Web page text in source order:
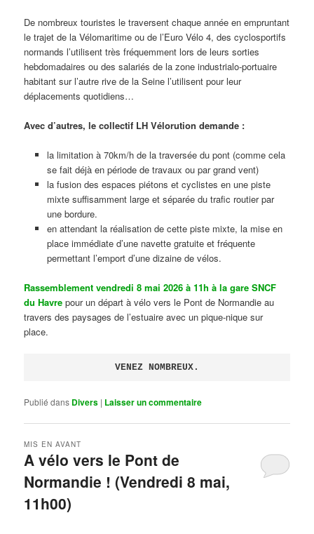
De nombreux touristes le traversent chaque année en empruntant
le trajet de la Vélomaritime ou de l’Euro Vélo 4, des cyclosportifs
normands l’utilisent très fréquemment lors de leurs sorties
hebdomadaires ou des salariés de la zone industrialo-portuaire
habitant sur l’autre rive de la Seine l’utilisent pour leur
déplacements quotidiens…
Avec d’autres, le collectif LH Vélorution demande :
la limitation à 70km/h de la traversée du pont (comme cela
se fait déjà en période de travaux ou par grand vent)
la fusion des espaces piétons et cyclistes en une piste
mixte suffisamment large et séparée du trafic routier par
une bordure.
en attendant la réalisation de cette piste mixte, la mise en
place immédiate d’une navette gratuite et fréquente
permettant l’emport d’une dizaine de vélos.
Rassemblement vendredi 8 mai 2026 à 11h à la gare SNCF
du Havre pour un départ à vélo vers le Pont de Normandie au
travers des paysages de l’estuaire avec un pique-nique sur
place.
VENEZ NOMBREUX.
Publié dans Divers | Laisser un commentaire
A vélo vers le Pont de
Normandie ! (Vendredi 8 mai,
11h00)
MIS EN AVANT